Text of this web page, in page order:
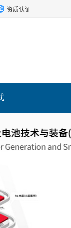
资质认证